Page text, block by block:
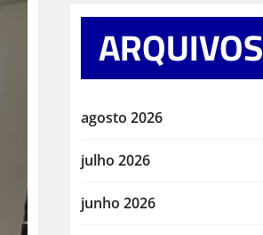
ARQUIVOS
agosto 2026
julho 2026
junho 2026